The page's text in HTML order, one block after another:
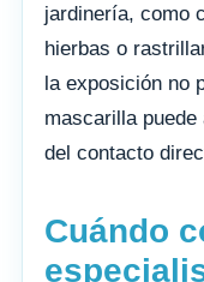
jardinería, como
hierbas o
la exposición no
mascarilla
del contacto
Cuándo